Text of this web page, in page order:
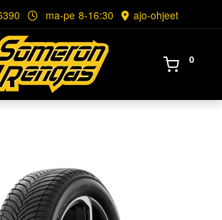
ma-pe 8-16:30 ajo-ohjeet
0